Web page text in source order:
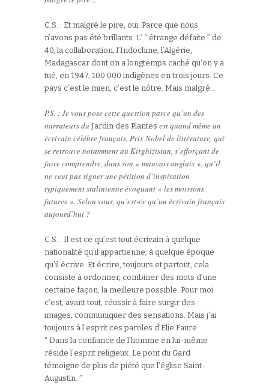
C.S. : Et malgré le pire, oui. Parce que nous
n’avons pas été brillants. L’ “ étrange défaite ” de
40, la collaboration, l’Indochine, l’Algérie,
Madagascar dont on a longtemps caché qu’on y a
tué, en 1947, 100 000 indigènes en trois jours. Ce
pays c’est le mien, c’est le nôtre. Mais malgré…
P.S. : Je vous pose cette question parce qu’un des
narrateurs du Jardin des Plantes est quand même un
écrivain célèbre français, Prix Nobel de littérature, qui
se retrouve notamment au Kirghizistan, s’efforçant de
faire comprendre, dans son « mauvais anglais », qu’il
ne veut pas signer une pétition d’inspiration
typiquement stalinienne évoquant « les moissons
futures ». Selon vous, qu’est-ce qu’un écrivain français
aujourd’hui ?
C.S. : Il est ce qu’est tout écrivain à quelque
nationalité qu’il appartienne, à quelque époque
qu’il écrive. Et écrire, toujours et partout, cela
consiste à ordonner, combiner des mots d’une
certaine façon, la meilleure possible. Pour moi
c’est, avant tout, réussir à faire surgir des
images, communiquer des sensations. Mais j’ai
toujours à l’esprit ces paroles d’Elie Faure :
“ Dans la confiance de l’homme en lui-même
réside l’esprit religieux. Le pont du Gard
témoigne de plus de piété que l’église Saint-
Augustin. ”